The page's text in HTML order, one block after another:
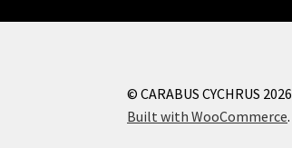
© CARABUS CYCHRUS 2026
Built with WooCommerce.